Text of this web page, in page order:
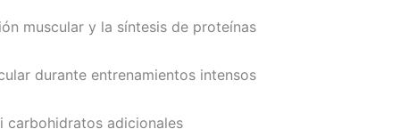
muscular y la síntesis de proteínas
durante entrenamientos intensos
carbohidratos adicionales